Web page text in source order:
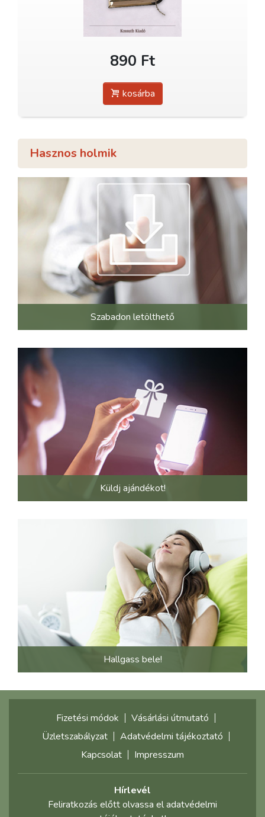
890 Ft
kosárba
Hasznos holmik
Szabadon letölthető
Küldj ajándékot!
Hallgass bele!
Fizetési módok
Vásárlási útmutató
Üzletszabályzat
Adatvédelmi tájékoztató
Kapcsolat
Impresszum
Hírlevél
Feliratkozás előtt olvassa el adatvédelmi